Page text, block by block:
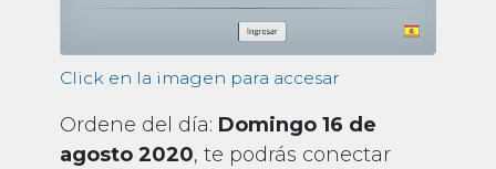
Click en la imagen para accesar
Ordene del día: Domingo 16 de
agosto 2020, te podrás conectar